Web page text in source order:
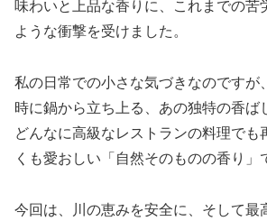
味わいと上品な香りに、これまでの苦
ような衝撃を受けました。
私の日常での小さな気づきなのですが
時に鍋から立ち上る、あの独特の香ば
どんなに高級なレストランの料理でも
くも愛おしい「自然そのものの香り」
今回は、川の恵みを安全に、そして最